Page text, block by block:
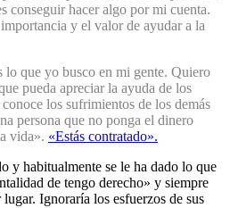
conseguir hacer algo por mi cuenta.
y el valor de ayudar a la
que yo busco en mi gente. Quiero
pueda apreciar la ayuda de los
los sufrimientos de los demás
persona que no ponga el dinero
vida». «Estás contratado».
y habitualmente se le ha dado lo que
de tengo derecho» y siempre
Ignoraría los esfuerzos de sus